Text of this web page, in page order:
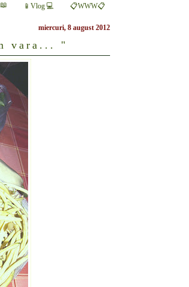
📱Vlog 💻 📋WWW📋
miercuri, 8 august 2012
vara... "